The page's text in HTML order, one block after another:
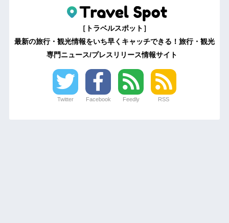
［トラベルスポット］
最新の旅行・観光情報をいち早くキャッチできる！旅行・観光
専門ニュース/プレスリリース情報サイト
Twitter Facebook Feedly RSS